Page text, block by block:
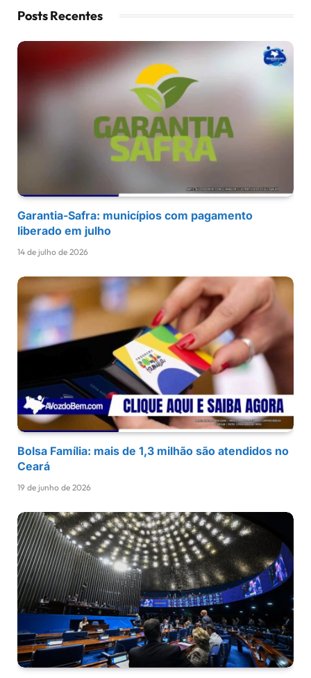
Posts Recentes
Garantia-Safra: municípios com pagamento
liberado em julho
14 de julho de 2026
Bolsa Família: mais de 1,3 milhão são atendidos no
Ceará
19 de junho de 2026